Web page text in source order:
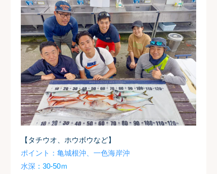
【タチウオ、ホウボウなど】
ポイント：亀城根沖、一色海岸沖
水深 ：30-50ｍ